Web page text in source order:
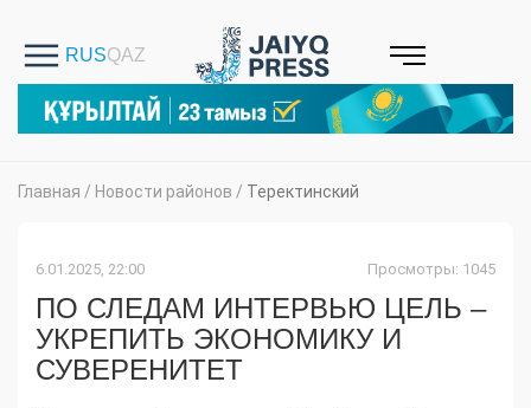
Главная / Новости районов / Теректинский
6.01.2025, 22:00 Просмотры: 1045
ПО СЛЕДАМ ИНТЕРВЬЮ ЦЕЛЬ –
УКРЕПИТЬ ЭКОНОМИКУ И
СУВЕРЕНИТЕТ